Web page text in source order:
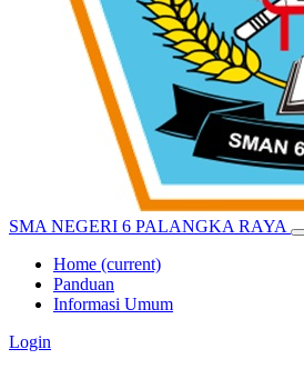
SMA NEGERI 6 PALANGKA RAYA
Home (current)
Panduan
Informasi Umum
Login